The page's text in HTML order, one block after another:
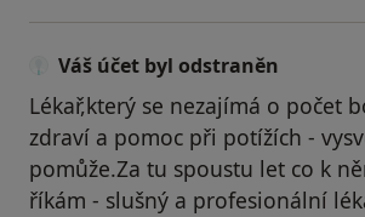
Váš účet byl odstraněn
Lékař,který se nezajímá o počet
zdraví a pomoc při potížích -
pomůže.Za tu spoustu let co k
říkám - slušný a profesionální